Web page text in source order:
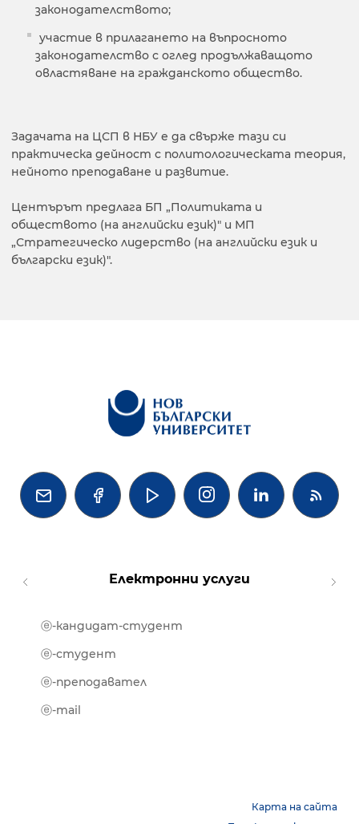
законодателството;
участие в прилагането на въпросното
законодателство с оглед продължаващото
овластяване на гражданското общество.
Задачата на ЦСП в НБУ е да свърже тази си
практическа дейност с политологическата теория,
нейното преподаване и развитие.
Центърът предлага БП „Политиката и
обществото (на английски език)" и МП
„Стратегическо лидерство (на английски език и
български език)".
   
Електронни услуги
ⓔ-кандидат-студент
ⓔ-студент
ⓔ-преподавател
ⓔ-mail
Карта на сайта